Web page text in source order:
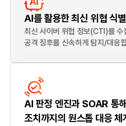
AI를 활용한 최신 위협 식
최신 사이버 위협 정보(CTI)를 수
공격 징후를 신속하게 탐지/대응
AI 판정 엔진과 SOAR 통
조치까지의 원스톱 대응 체